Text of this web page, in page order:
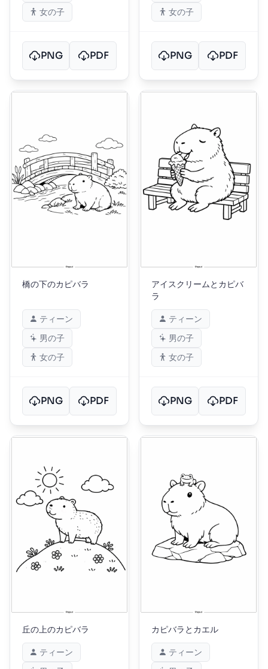
女の子
PNG PDF
女の子
PNG PDF
橋の下のカピバラ
ティーン
男の子
女の子
PNG PDF
アイスクリームとカピバ
ラ
ティーン
男の子
女の子
PNG PDF
丘の上のカピバラ
ティーン
カピバラとカエル
ティーン